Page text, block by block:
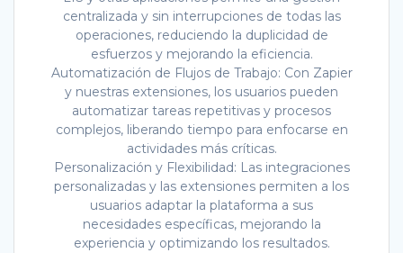
centralizada y sin interrupciones de todas las
operaciones, reduciendo la duplicidad de
esfuerzos y mejorando la eficiencia.
Automatización de Flujos de Trabajo: Con Zapier
y nuestras extensiones, los usuarios pueden
automatizar tareas repetitivas y procesos
complejos, liberando tiempo para enfocarse en
actividades más críticas.
Personalización y Flexibilidad: Las integraciones
personalizadas y las extensiones permiten a los
usuarios adaptar la plataforma a sus
necesidades específicas, mejorando la
experiencia y optimizando los resultados.